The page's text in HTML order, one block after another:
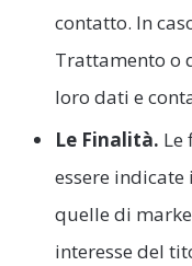
contatto. In
Trattamento o
loro dati e
Le Finalità. Le
essere indicate
quelle di
interesse del